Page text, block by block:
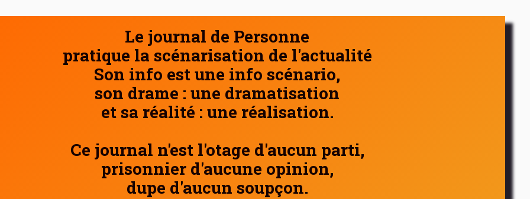
Le journal de Personne
pratique la scénarisation de l'actualité
Son info est une info scénario,
son drame : une dramatisation
et sa réalité : une réalisation.
Ce journal n'est l'otage d'aucun parti,
prisonnier d'aucune opinion,
dupe d'aucun soupçon.